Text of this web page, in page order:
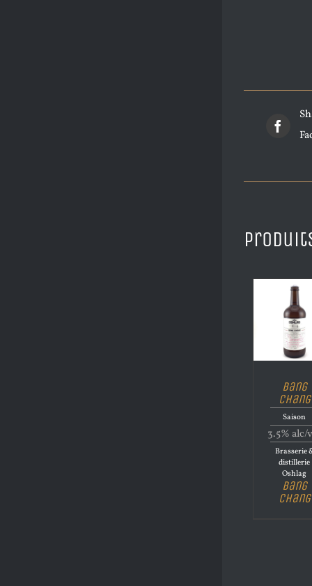
Bang
Chang
Saison
3.5% alc/
Brasserie
distillerie
Oshlag
Bang
Chang